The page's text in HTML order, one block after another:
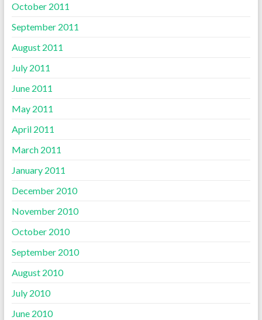
October 2011
September 2011
August 2011
July 2011
June 2011
May 2011
April 2011
March 2011
January 2011
December 2010
November 2010
October 2010
September 2010
August 2010
July 2010
June 2010